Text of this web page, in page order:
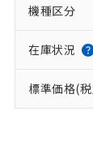
機種区分
在庫状況
標準価格(